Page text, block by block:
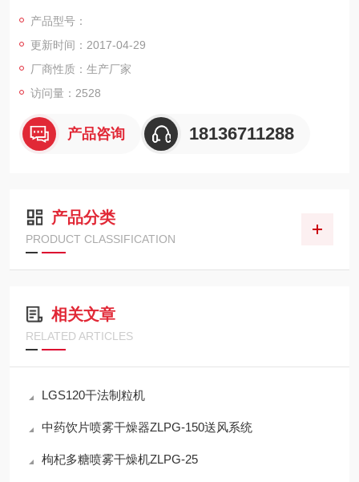
该系列自动定量包装秤主要构成部件有：进料机构、称重机构、
气动执行机构、夹袋机构、除尘机构、电控部分等组成的一体化
自动包装系统。该系统设备通常用于对固体颗粒状物料以及粉末
状物料进行快速、恒量的敞口袋定量称重包装，如大米、豆类、
产品型号：
更新时间：2017-04-29
厂商性质：生产厂家
访问量：2528
产品咨询 18136711288
产品分类
PRODUCT CLASSIFICATION
相关文章
RELATED ARTICLES
LGS120干法制粒机
中药饮片喷雾干燥器ZLPG-150送风系统
枸杞多糖喷雾干燥机ZLPG-25